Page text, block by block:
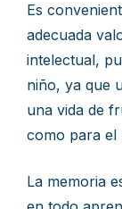
Es
adecuada
intelectual,
niño, ya que
una vida de
como para el
La memoria